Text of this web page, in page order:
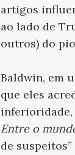
artigos
ao lado de
outros) do
Baldwin, em
que eles
inferioridade,
Entre o
de